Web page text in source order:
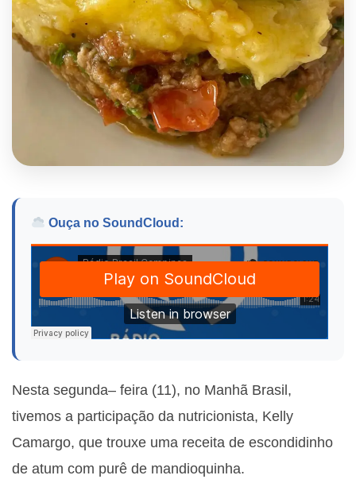
Ouça no SoundCloud:
Nesta segunda– feira (11), no Manhã Brasil,
tivemos a participação da nutricionista, Kelly
Camargo, que trouxe uma receita de escondidinho
de atum com purê de mandioquinha.